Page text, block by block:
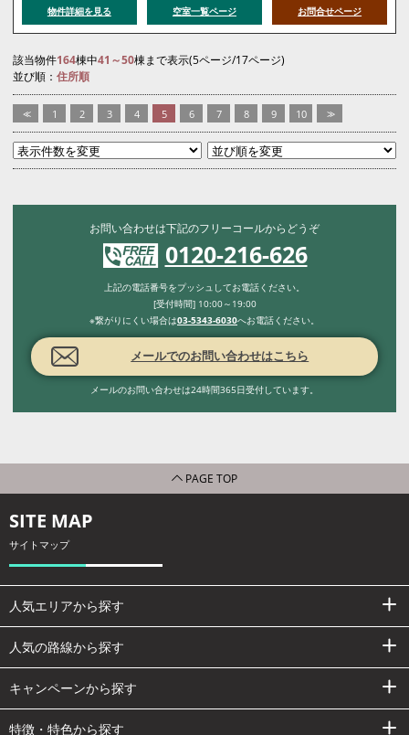
物件詳細を見る 空室一覧ページ お問合せページ
該当物件164棟中41～50棟まで表示(5ページ/17ページ)
並び順： 住所順
<< 1 2 3 4 5 6 7 8 9 10 >>
お問い合わせは下記のフリーコールからどうぞ
0120-216-626
上記の電話番号をプッシュしてお電話ください。
[受付時間] 10:00～19:00
※繋がりにくい場合は03-5343-6030へお電話ください。
メールでのお問い合わせはこちら
メールのお問い合わせは24時間365日受付しています。
PAGE TOP
SITE MAP
サイトマップ
人気エリアから探す
人気の路線から探す
キャンペーンから探す
特徴・特色から探す